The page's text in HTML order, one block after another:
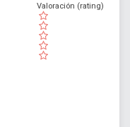
( )
( )
( )
( )
( )
Valoración (rating)